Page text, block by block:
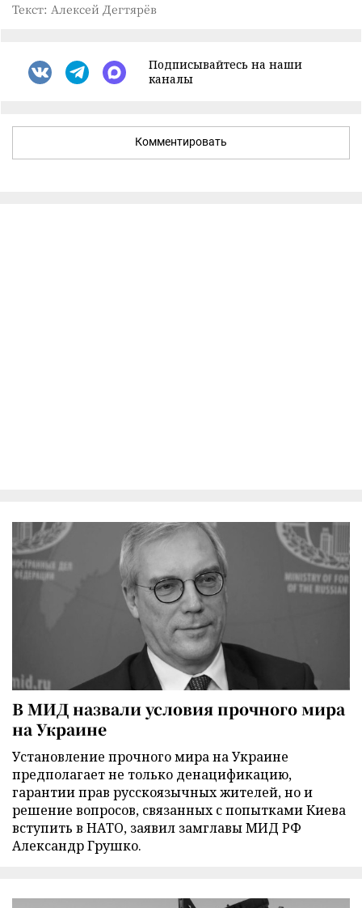
Текст: Алексей Дегтярёв
Подписывайтесь на наши
каналы
Комментировать
В МИД назвали условия прочного мира
на Украине
Установление прочного мира на Украине
предполагает не только денацификацию,
гарантии прав русскоязычных жителей, но и
решение вопросов, связанных с попытками Киева
вступить в НАТО, заявил замглавы МИД РФ
Александр Грушко.